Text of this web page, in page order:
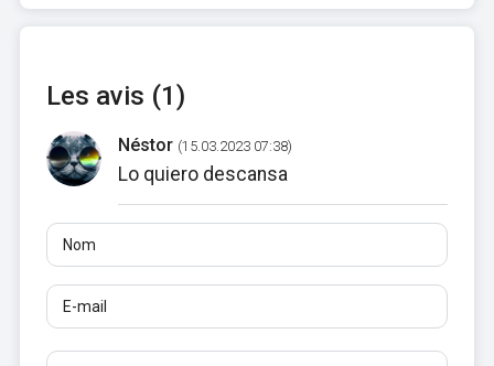
Les avis (1)
Néstor (15.03.2023 07:38)
Lo quiero descansa
Nom
E-mail
Avis
Au moins 10 caractères. Les liens ne sont pas autorisés.